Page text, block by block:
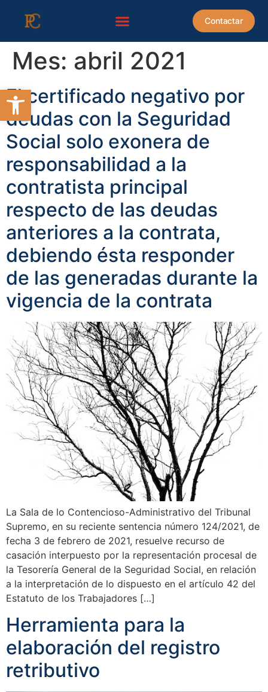
Abrir barra de herramientas
Contactar
Mes: abril 2021
El certificado negativo por
deudas con la Seguridad
Social solo exonera de
responsabilidad a la
contratista principal
respecto de las deudas
anteriores a la contrata,
debiendo ésta responder
de las generadas durante la
vigencia de la contrata
La Sala de lo Contencioso-Administrativo del Tribunal
Supremo, en su reciente sentencia número 124/2021, de
fecha 3 de febrero de 2021, resuelve recurso de
casación interpuesto por la representación procesal de
la Tesorería General de la Seguridad Social, en relación
a la interpretación de lo dispuesto en el artículo 42 del
Estatuto de los Trabajadores […]
Herramienta para la
elaboración del registro
retributivo